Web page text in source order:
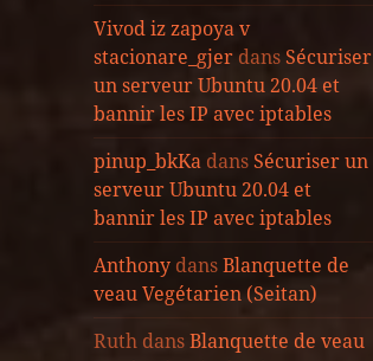
Vivod iz zapoya v
stacionare_gjer dansSécuriser
un serveur Ubuntu 20.04 et
bannir les IP avec iptables
pinup_bkKa dans Sécuriser un
serveur Ubuntu 20.04 et
bannir les IP avec iptables
Anthony dansBlanquette de
veau Vegétarien (Seitan)
Ruth dansBlanquette de veau